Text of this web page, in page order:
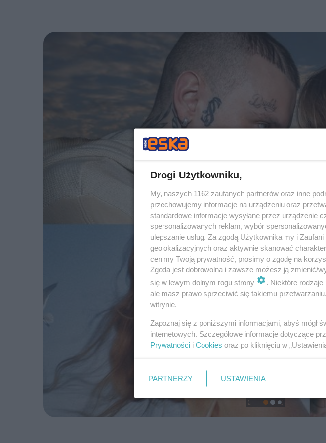
Drogi Użytkowniku,
My, naszych 1162 zaufanych partnerów oraz inne
przechowujemy informacje na urządzeniu oraz
standardowe informacje wysyłane przez urządzenie
spersonalizowanych reklam, wybór
ulepszanie usług. Za zgodą Użytkownika my i
geolokalizacyjnych oraz aktywnie skanować
cenimy Twoją prywatność, prosimy o zgodę na
Zgoda jest dobrowolna i zawsze możesz ją zmienić/
się w lewym dolnym rogu strony
. Niektóre
ale masz prawo sprzeciwić się takiemu
witrynie.
Zapoznaj się z poniższymi informacjami, abyś mógł
internetowych. Szczegółowe informacje dotyczące
Prywatności i Cookies oraz po kliknięciu w
PARTNERZY USTAWIENIA